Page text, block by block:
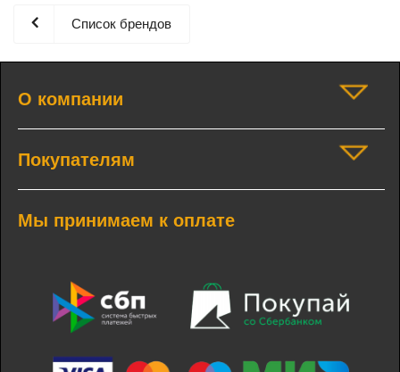
Список брендов
О компании
Покупателям
Мы принимаем к оплате